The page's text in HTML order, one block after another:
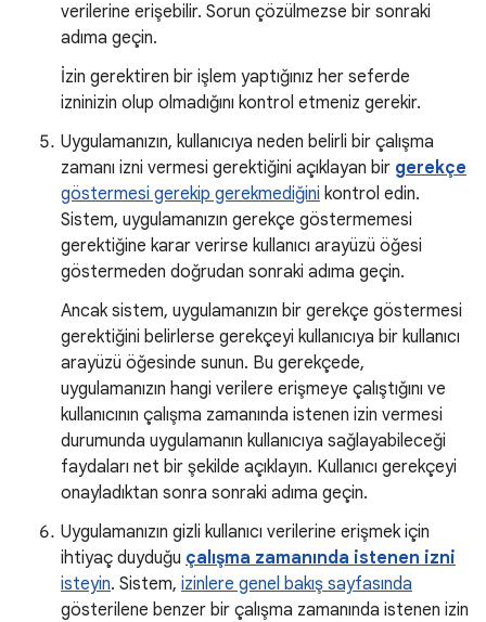
verilerine erişebilir. Sorun çözülmezse bir sonraki
adıma geçin.
İzin gerektiren bir işlem yaptığınız her seferde
izninizin olup olmadığını kontrol etmeniz gerekir.
Uygulamanızın, kullanıcıya neden belirli bir çalışma
zamanı izni vermesi gerektiğini açıklayan bir gerekçe
göstermesi gerekip gerekmediğini kontrol edin.
Sistem, uygulamanızın gerekçe göstermemesi
gerektiğine karar verirse kullanıcı arayüzü öğesi
göstermeden doğrudan sonraki adıma geçin.
Ancak sistem, uygulamanızın bir gerekçe göstermesi
gerektiğini belirlerse gerekçeyi kullanıcıya bir kullanıcı
arayüzü öğesinde sunun. Bu gerekçede,
uygulamanızın hangi verilere erişmeye çalıştığını ve
kullanıcının çalışma zamanında istenen izin vermesi
durumunda uygulamanın kullanıcıya sağlayabileceği
faydaları net bir şekilde açıklayın. Kullanıcı gerekçeyi
onayladıktan sonra sonraki adıma geçin.
Uygulamanızın gizli kullanıcı verilerine erişmek için
ihtiyaç duyduğu çalışma zamanında istenen izni
isteyin. Sistem, izinlere genel bakış sayfasında
gösterilene benzer bir çalışma zamanında istenen izin